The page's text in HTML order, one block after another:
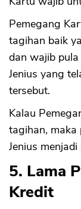
Pemegang
tagihan baik
dan wajib
Jenius yang
tersebut.
Kalau
tagihan, maka
Jenius menjadi
5. Lama
Kredit